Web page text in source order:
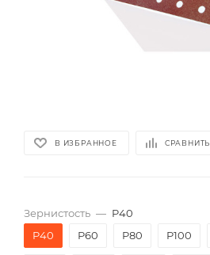
В ИЗБРАННОЕ СРАВНИТЬ
Зернистость — P40
P40
P60 P80 P100